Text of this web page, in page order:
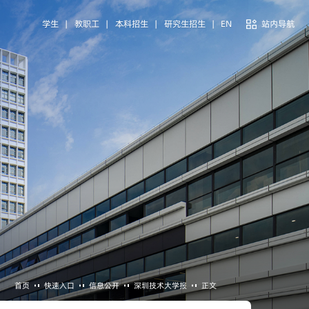
学生 | 教职工 | 本科招生 | 研究生招生 | EN 站内导航
首页 快速入口 信息公开 深圳技术大学报 正文